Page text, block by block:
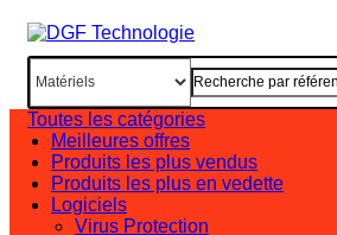
Toutes les catégories
Meilleures offres
Produits les plus vendus
Produits les plus en vedette
Logiciels
Virus Protection